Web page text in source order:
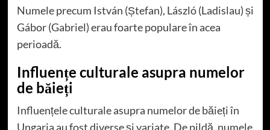
Numele precum István (Ștefan), László (Ladislau) și
Gábor (Gabriel) erau foarte populare în acea
perioadă.
Influențe culturale asupra numelor
de băieți
Influențele culturale asupra numelor de băieți în
Ungaria au fost diverse și variate. De pildă, numele